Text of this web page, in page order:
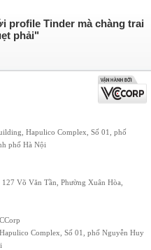
profile Tinder mà chàng trai
phải"
Hapulico Complex, Số 01, phố
phố Hà Nội
Võ Văn Tần, Phường Xuân Hòa,
Complex, Số 01, phố Nguyễn Huy